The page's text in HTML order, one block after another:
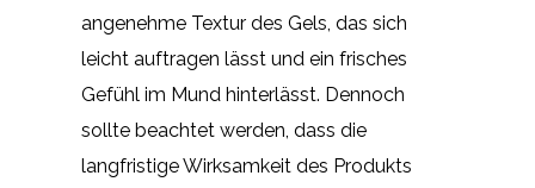
angenehme Textur des Gels, das sich
leicht auftragen lässt und ein frisches
Gefühl im Mund hinterlässt. Dennoch
sollte beachtet werden, dass die
langfristige Wirksamkeit des Produkts